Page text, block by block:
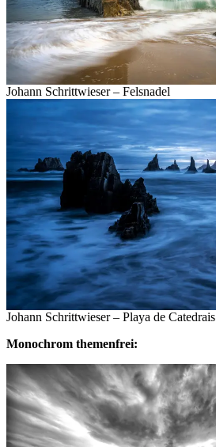
Johann Schrittwieser – Felsnadel
Johann Schrittwieser – Playa de Catedrais
Monochrom themenfrei: